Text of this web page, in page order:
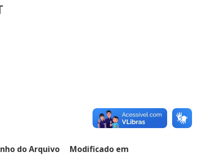
do Arquivo
Modificado em